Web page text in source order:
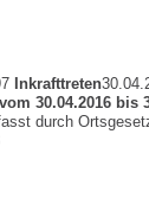
Inkrafttreten
30.04.2016 bis
durch